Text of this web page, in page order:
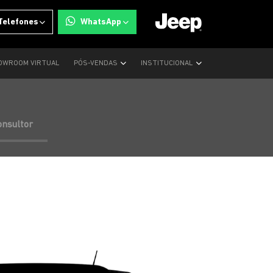
WhatsApp
VIRTUAL PÓS-VENDAS INSTITUCIONAL